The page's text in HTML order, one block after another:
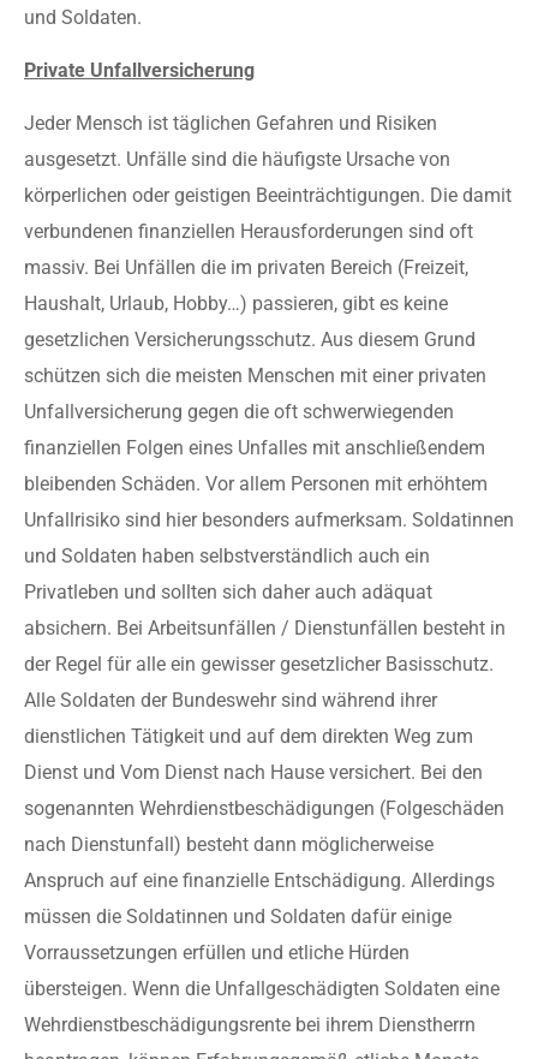
und Soldaten.
Private Unfallversicherung
Jeder Mensch ist täglichen Gefahren und Risiken
ausgesetzt. Unfälle sind die häufigste Ursache von
körperlichen oder geistigen Beeinträchtigungen. Die damit
verbundenen finanziellen Herausforderungen sind oft
massiv. Bei Unfällen die im privaten Bereich (Freizeit,
Haushalt, Urlaub, Hobby…) passieren, gibt es keine
gesetzlichen Versicherungsschutz. Aus diesem Grund
schützen sich die meisten Menschen mit einer privaten
Unfallversicherung gegen die oft schwerwiegenden
finanziellen Folgen eines Unfalles mit anschließendem
bleibenden Schäden. Vor allem Personen mit erhöhtem
Unfallrisiko sind hier besonders aufmerksam. Soldatinnen
und Soldaten haben selbstverständlich auch ein
Privatleben und sollten sich daher auch adäquat
absichern. Bei Arbeitsunfällen / Dienstunfällen besteht in
der Regel für alle ein gewisser gesetzlicher Basisschutz.
Alle Soldaten der Bundeswehr sind während ihrer
dienstlichen Tätigkeit und auf dem direkten Weg zum
Dienst und Vom Dienst nach Hause versichert. Bei den
sogenannten Wehrdienstbeschädigungen (Folgeschäden
nach Dienstunfall) besteht dann möglicherweise
Anspruch auf eine finanzielle Entschädigung. Allerdings
müssen die Soldatinnen und Soldaten dafür einige
Vorraussetzungen erfüllen und etliche Hürden
übersteigen. Wenn die Unfallgeschädigten Soldaten eine
Wehrdienstbeschädigungsrente bei ihrem Dienstherrn